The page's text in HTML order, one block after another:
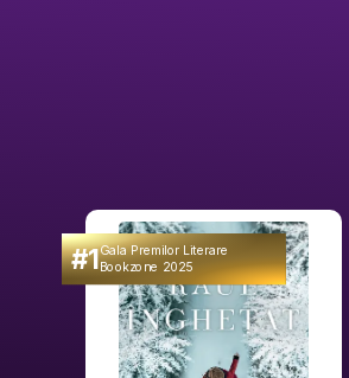
#1Gala Premilor Literare
Bookzone 2025